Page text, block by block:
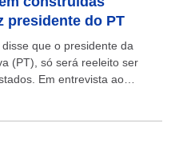
presidente do PT
que o presidente da
(PT), só será reeleito ser
Em entrevista ao